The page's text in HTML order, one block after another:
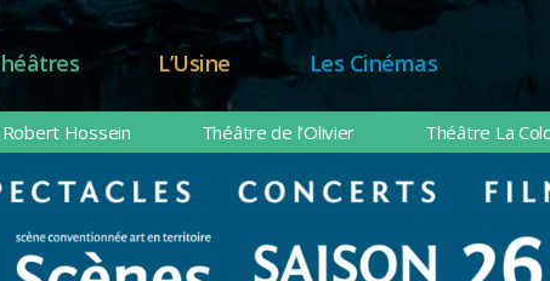
L’Usine Les Cinémas
Robert Hossein Théâtre de l’Olivier Théâtre La